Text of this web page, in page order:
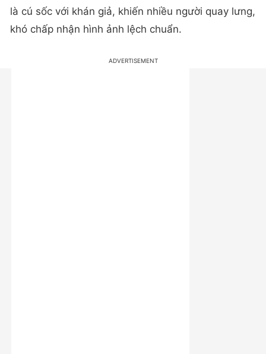
là cú sốc với khán giả, khiến nhiều người quay lưng,
khó chấp nhận hình ảnh lệch chuẩn.